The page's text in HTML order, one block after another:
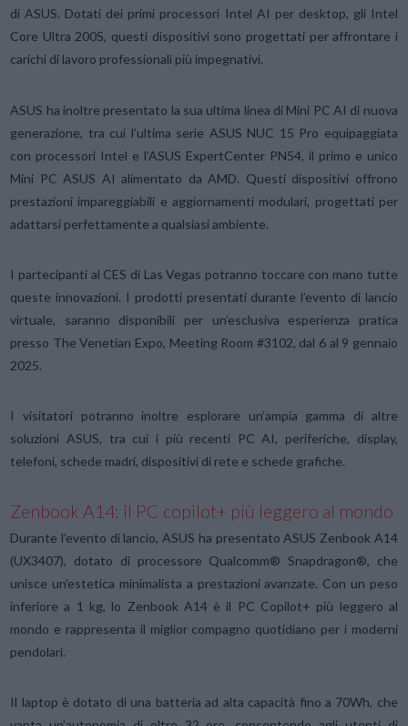
di ASUS. Dotati dei primi processori Intel AI per desktop, gli Intel
Core Ultra 200S, questi dispositivi sono progettati per affrontare i
carichi di lavoro professionali più impegnativi.
ASUS ha inoltre presentato la sua ultima linea di Mini PC AI di nuova
generazione, tra cui l’ultima serie ASUS NUC 15 Pro equipaggiata
con processori Intel e l’ASUS ExpertCenter PN54, il primo e unico
Mini PC ASUS AI alimentato da AMD. Questi dispositivi offrono
prestazioni impareggiabili e aggiornamenti modulari, progettati per
adattarsi perfettamente a qualsiasi ambiente.
I partecipanti al CES di Las Vegas potranno toccare con mano tutte
queste innovazioni. I prodotti presentati durante l’evento di lancio
virtuale, saranno disponibili per un’esclusiva esperienza pratica
presso The Venetian Expo, Meeting Room #3102, dal 6 al 9 gennaio
2025.
I visitatori potranno inoltre esplorare un’ampia gamma di altre
soluzioni ASUS, tra cui i più recenti PC AI, periferiche, display,
telefoni, schede madri, dispositivi di rete e schede grafiche.
Zenbook A14: il PC copilot+ più leggero al mondo
Durante l’evento di lancio, ASUS ha presentato ASUS Zenbook A14
(UX3407), dotato di processore Qualcomm® Snapdragon®, che
unisce un’estetica minimalista a prestazioni avanzate. Con un peso
inferiore a 1 kg, lo Zenbook A14 è il PC Copilot+ più leggero al
mondo e rappresenta il miglior compagno quotidiano per i moderni
pendolari.
Il laptop è dotato di una batteria ad alta capacità fino a 70Wh, che